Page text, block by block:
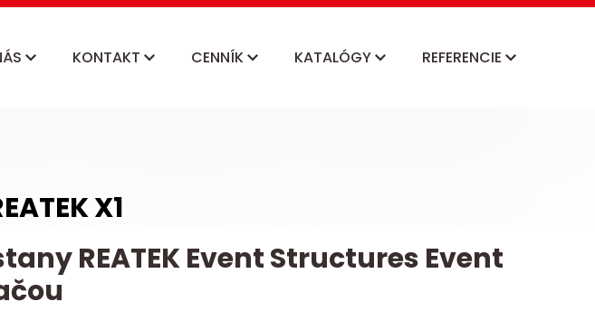
KONTAKT CENNÍK KATALÓGY REFERENCIE
X1
REATEK Event Structures Event